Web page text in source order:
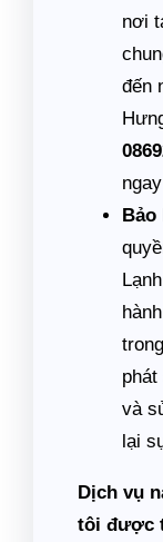
nơi
đến
Bảo
và
lại
Dịch vụ
tôi được